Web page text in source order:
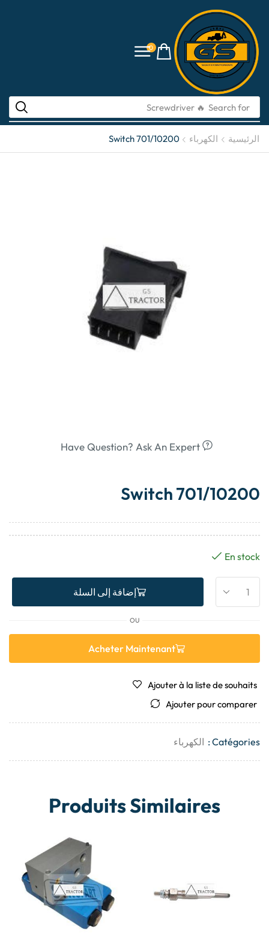
0
Search for
🔥 Screwdriver
الرئيسية الكهرباء Switch 701/10200
Have Question? Ask An Expert
Switch 701/10200
En stock
إضافة إلى السلة
OU
Acheter Maintenant
Ajouter à la liste de souhaits
Ajouter pour comparer
Catégories : الكهرباء
Produits Similaires